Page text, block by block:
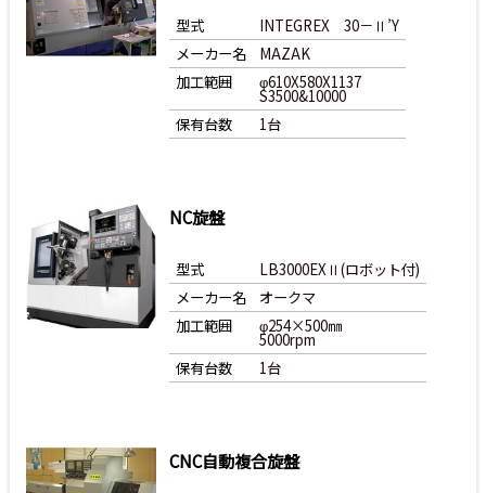
型式
INTEGREX 30－Ⅱ’Y
メーカー名
MAZAK
加工範囲
φ610X580X1137
S3500&10000
保有台数
1台
NC旋盤
型式
LB3000EXⅡ(ロボット付)
メーカー名
オークマ
加工範囲
φ254×500㎜
5000rpm
保有台数
1台
CNC自動複合旋盤